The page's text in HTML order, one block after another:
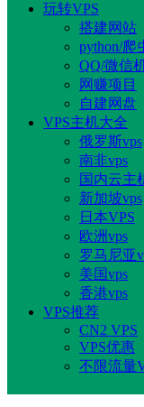
玩转VPS
搭建网站
python/爬
QQ/微信
网赚项目
自建网盘
VPS主机大全
俄罗斯vps
南非vps
国内云主
新加坡vps
日本VPS
欧洲vps
罗马尼亚
美国vps
香港vps
VPS推荐
CN2 VPS
VPS优惠
不限流量